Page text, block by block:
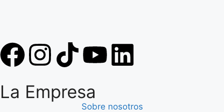
La Empresa
Sobre nosotros